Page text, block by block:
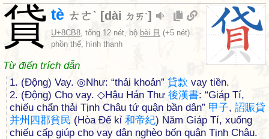
貸 tè ㄊㄜˋ [dài ㄉㄞˋ]
U+8CB8, tổng 12 nét, bộ bèi 貝 (+5 nét)
phồn thể, hình thanh
Từ điển trích dẫn
1. (Động) Vay. ◎Như: “thải khoản” 貸款 vay tiền.
2. (Động) Cho vay. ◇Hậu Hán Thư 後漢書: “Giáp Tí,
chiếu chẩn thải Tịnh Châu tứ quận bần dân” 甲子, 詔賑貸
并州 四郡貧民 (Hòa Đế kỉ 和帝紀) Năm Giáp Tí, xuống
chiếu cấp giúp cho vay dân nghèo bốn quận Tịnh Châu.